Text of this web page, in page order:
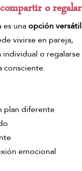
o regalar
es una opción versátil
vivirse en pareja,
o regalarse
consciente.
plan diferente
emocional